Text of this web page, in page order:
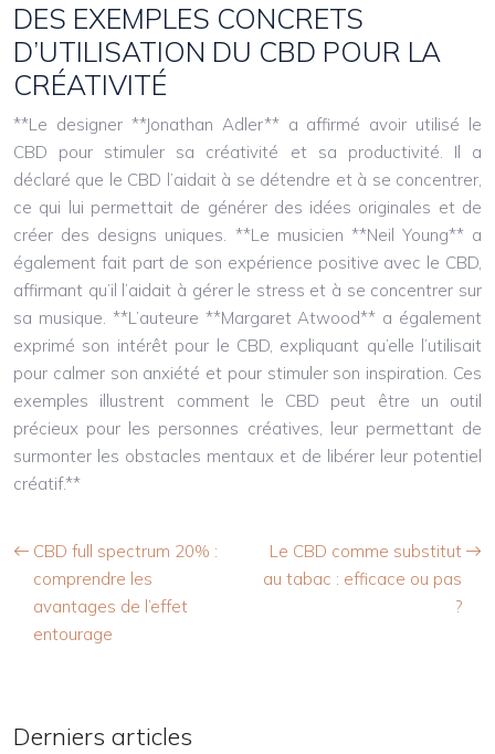
DES EXEMPLES CONCRETS
D’UTILISATION DU CBD POUR LA
CRÉATIVITÉ
**Le designer **Jonathan Adler** a affirmé avoir utilisé le
CBD pour stimuler sa créativité et sa productivité. Il a
déclaré que le CBD l’aidait à se détendre et à se concentrer,
ce qui lui permettait de générer des idées originales et de
créer des designs uniques. **Le musicien **Neil Young** a
également fait part de son expérience positive avec le CBD,
affirmant qu’il l’aidait à gérer le stress et à se concentrer sur
sa musique. **L’auteure **Margaret Atwood** a également
exprimé son intérêt pour le CBD, expliquant qu’elle l’utilisait
pour calmer son anxiété et pour stimuler son inspiration. Ces
exemples illustrent comment le CBD peut être un outil
précieux pour les personnes créatives, leur permettant de
surmonter les obstacles mentaux et de libérer leur potentiel
créatif.**
CBD full spectrum 20% :
comprendre les
avantages de l’effet
entourage
Le CBD comme substitut
au tabac : efficace ou pas
?
Derniers articles